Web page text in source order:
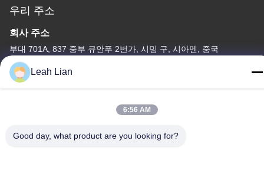
우리 주소
회사 주소
부대 701A, 837 중부 큐안푸 2번가, 시밍 구, 시아멘, 중국
공장 주소
중국 웅준 도로 72, 웅펜 마을, 춘우 시, 춘주, 푸젠
Leah Lian
6:56 AM
Good day, what product are you looking for?